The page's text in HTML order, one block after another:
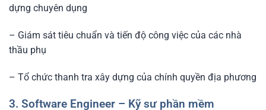
dựng chuyên dụng
– Giám sát tiêu chuẩn và tiến độ công việc của các nhà
thầu phụ
– Tổ chức thanh tra xây dựng của chính quyền địa phương
3. Software Engineer – Kỹ sư phần mềm